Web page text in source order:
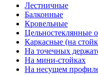
Лестничные
Балконные
Кровельные
Цельностеклянные
Каркасные (на
На точечных
На мини-стойках
На несущем